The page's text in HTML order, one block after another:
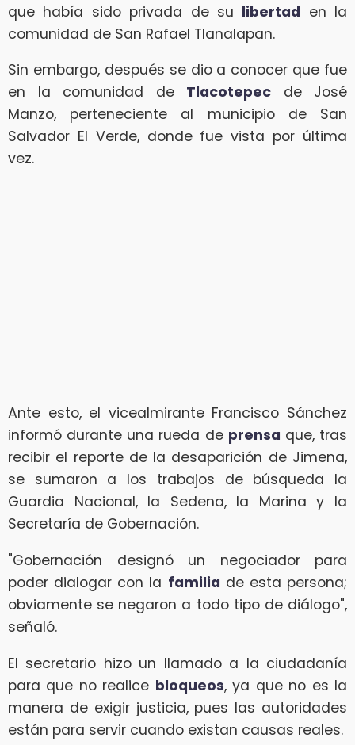
que había sido privada de su libertad en la
comunidad de San Rafael Tlanalapan.
Sin embargo, después se dio a conocer que fue
en la comunidad de Tlacotepec de José
Manzo, perteneciente al municipio de San
Salvador El Verde, donde fue vista por última
vez.
Ante esto, el vicealmirante Francisco Sánchez
informó durante una rueda de prensa que, tras
recibir el reporte de la desaparición de Jimena,
se sumaron a los trabajos de búsqueda la
Guardia Nacional, la Sedena, la Marina y la
Secretaría de Gobernación.
"Gobernación designó un negociador para
poder dialogar con la familia de esta persona;
obviamente se negaron a todo tipo de diálogo",
señaló.
El secretario hizo un llamado a la ciudadanía
para que no realice bloqueos, ya que no es la
manera de exigir justicia, pues las autoridades
están para servir cuando existan causas reales.